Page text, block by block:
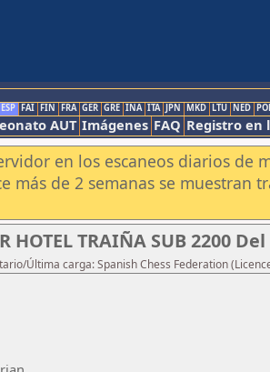
ESP FAI FIN FRA GER GRE INA ITA JPN MKD LTU NED
AUT Imágenes FAQ Registro en
en los escaneos diarios de
más de 2 semanas se muestran
HOTEL TRAIÑA SUB 2200
Última carga: Spanish Chess Federation